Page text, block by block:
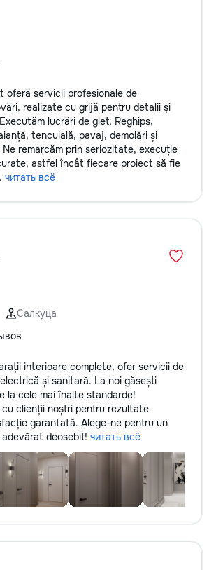
oferă servicii profesionale de
realizate cu grijă pentru detalii și
lucrări de glet, Reghips,
tencuială, pavaj, demolări și
remarcăm prin seriozitate, execuție
astfel încât fiecare proiect să fie
читать всё
Салкуца
interioare complete, ofer servicii de
și sanitară. La noi găsești
la cele mai înalte standarde!
cu clienții noștri pentru rezultate
garantată. Alege-ne pentru un
deosebit! читать всё